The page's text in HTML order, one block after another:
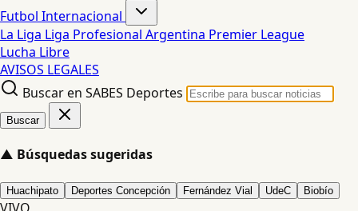
Futbol Internacional
La Liga Liga Profesional Argentina Premier League
Lucha Libre
AVISOS LEGALES
Buscar en SABES Deportes
Buscar
▲ Búsquedas sugeridas
Huachipato Deportes Concepción Fernández Vial UdeC Biobío
VIVO